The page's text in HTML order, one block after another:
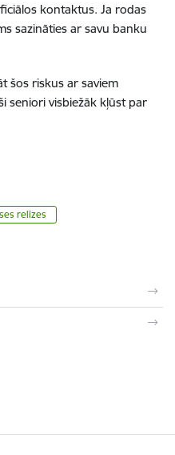
kontaktus. Ja rodas
sazināties ar savu banku
šos riskus ar saviem
seniori visbiežāk kļūst par
relīzes